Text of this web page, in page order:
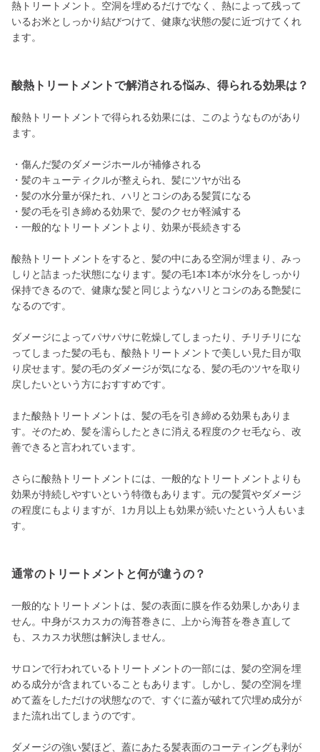
熱トリートメント。空洞を埋めるだけでなく、熱によって残って
いるお米としっかり結びつけて、健康な状態の髪に近づけてくれ
ます。
酸熱トリートメントで解消される悩み、得られる効果は？
酸熱トリートメントで得られる効果には、このようなものがあり
ます。
・傷んだ髪のダメージホールが補修される
・髪のキューティクルが整えられ、髪にツヤが出る
・髪の水分量が保たれ、ハリとコシのある髪質になる
・髪の毛を引き締める効果で、髪のクセが軽減する
・一般的なトリートメントより、効果が長続きする
酸熱トリートメントをすると、髪の中にある空洞が埋まり、みっ
しりと詰まった状態になります。髪の毛1本1本が水分をしっかり
保持できるので、健康な髪と同じようなハリとコシのある艶髪に
なるのです。
ダメージによってパサパサに乾燥してしまったり、チリチリにな
ってしまった髪の毛も、酸熱トリートメントで美しい見た目が取
り戻せます。髪の毛のダメージが気になる、髪の毛のツヤを取り
戻したいという方におすすめです。
また酸熱トリートメントは、髪の毛を引き締める効果もありま
す。そのため、髪を濡らしたときに消える程度のクセ毛なら、改
善できると言われています。
さらに酸熱トリートメントには、一般的なトリートメントよりも
効果が持続しやすいという特徴もあります。元の髪質やダメージ
の程度にもよりますが、1カ月以上も効果が続いたという人もいま
す。
通常のトリートメントと何が違うの？
一般的なトリートメントは、髪の表面に膜を作る効果しかありま
せん。中身がスカスカの海苔巻きに、上から海苔を巻き直して
も、スカスカ状態は解決しません。
サロンで行われているトリートメントの一部には、髪の空洞を埋
める成分が含まれていることもあります。しかし、髪の空洞を埋
めて蓋をしただけの状態なので、すぐに蓋が破れて穴埋め成分が
また流れ出てしまうのです。
ダメージの強い髪ほど、蓋にあたる髪表面のコーティングも剥が